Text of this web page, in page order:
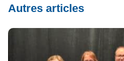
Autres articles